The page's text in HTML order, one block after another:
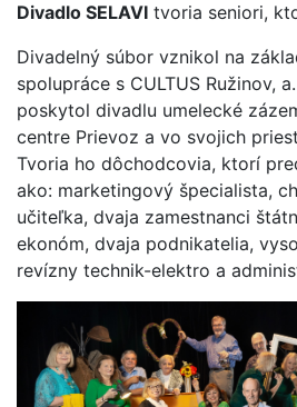
Divadlo SELAVI tvoria seniori,
Divadelný súbor vznikol na
spolupráce s CULTUS Ružinov,
poskytol divadlu umelecké
centre Prievoz a vo svojich
Tvoria ho dôchodcovia, ktorí
ako: marketingový špecialista,
učiteľka, dvaja zamestnanci
ekonóm, dvaja podnikatelia,
revízny technik-elektro a